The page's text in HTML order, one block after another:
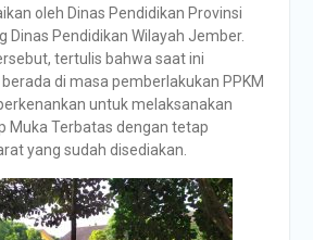
oleh Dinas Pendidikan Provinsi
Dinas Pendidikan Wilayah Jember.
tertulis bahwa saat ini
di masa pemberlakukan PPKM
untuk melaksanakan
Muka Terbatas dengan tetap
yang sudah disediakan.